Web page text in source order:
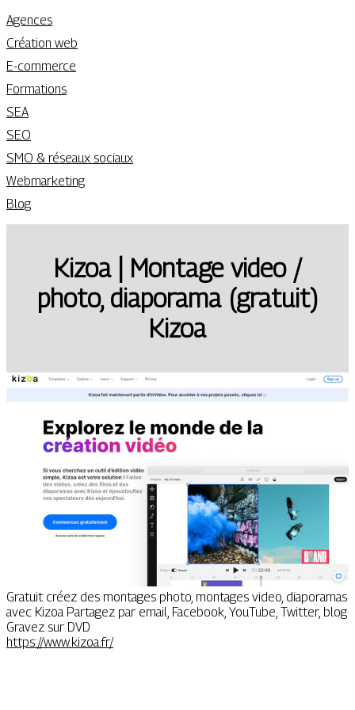
Agences
Création web
E-commerce
Formations
SEA
SEO
SMO & réseaux sociaux
Webmarketing
Blog
Kizoa | Montage video /
photo, diaporama (gratuit)
Kizoa
Gratuit créez des montages photo, montages video, diaporamas
avec Kizoa Partagez par email, Facebook, YouTube, Twitter, blog
Gravez sur DVD
https://www.kizoa.fr/